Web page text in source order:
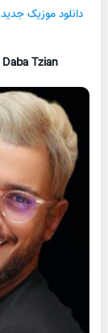
دانلود موزیک جدید
Daba Tzian